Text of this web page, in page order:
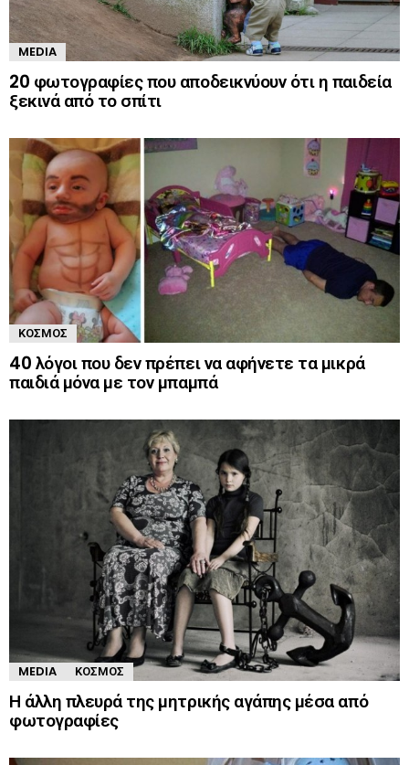
MEDIA
20 φωτογραφίες που αποδεικνύουν ότι η παιδεία
ξεκινά από το σπίτι
ΚΌΣΜΟΣ
40 λόγοι που δεν πρέπει να αφήνετε τα μικρά
παιδιά μόνα με τον μπαμπά
MEDIA ΚΌΣΜΟΣ
Η άλλη πλευρά της μητρικής αγάπης μέσα από
φωτογραφίες